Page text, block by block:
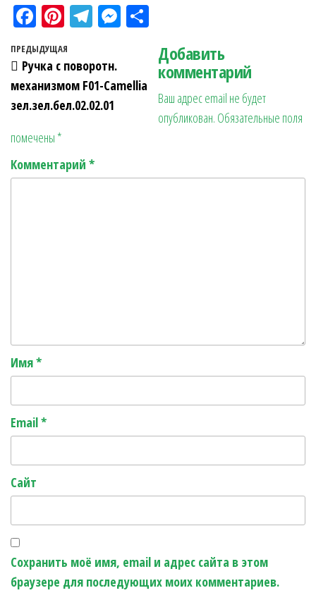
Fa
ce
bo
ok
Pi
nt
er
es
t
Te
gr
a
m
M
n
ра
в
ит
ь
Навигация по записям
Предыдущая запись
ПРЕДЫДУЩАЯ
Ручка с поворотн.
механизмом F01-Camellia
зел.зел.бел.02.02.01
Добавить
комментарий
Ваш адрес email не будет
опубликован. Обязательные поля
помечены *
Комментарий *
Имя*
Email*
Сайт
Сохранить моё имя, email и адрес сайта в этом
браузере для последующих моих комментариев.